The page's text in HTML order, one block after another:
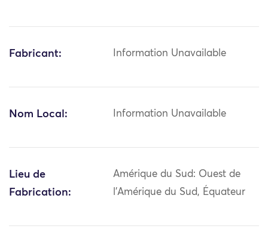
Fabricant: Information Unavailable
Nom Local: Information Unavailable
Lieu de
Fabrication:
Amérique du Sud: Ouest de
l'Amérique du Sud, Équateur